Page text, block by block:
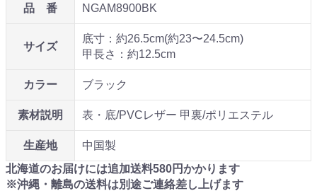
品 番 NGAM8900BK
サイズ
底寸：約26.5cm(約23〜24.5cm)
甲長さ：約12.5cm
カラー ブラック
素材説明 表・底/PVCレザー 甲裏/ポリエステル
生産地
中国製
北海道のお届けには追加送料580円かかります
※沖縄・離島の送料は別途ご連絡差し上げます